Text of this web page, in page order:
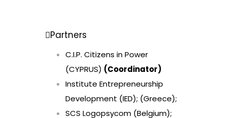
Partners
C.I.P. Citizens in Power
(CYPRUS) (Coordinator)
Institute Entrepreneurship
Development (IED); (Greece);
SCS Logopsycom (Belgium);